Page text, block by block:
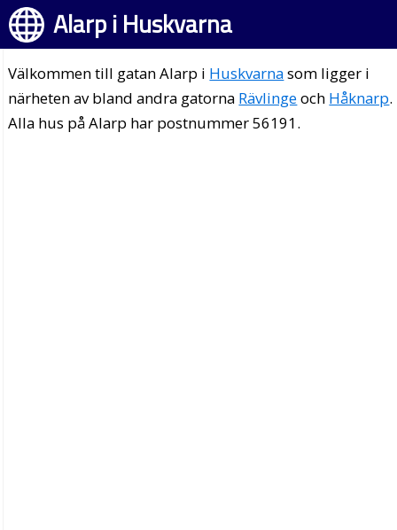
Alarp i Huskvarna
Välkommen till gatan Alarp i Huskvarnasom ligger i
närheten av bland andra gatorna Rävlingeoch Håknarp.
Alla hus på Alarp har postnummer 56191.